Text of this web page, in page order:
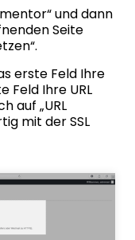
und dann
Seite
erste Feld Ihre
Feld Ihre URL
auf „URL
mit der SSL